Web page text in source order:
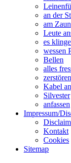
an der
am Zaun
Leute
es
wessen
Bellen
alles
zerstören
Kabel
Silvester
anfassen
Impressum/
Kontakt
Cookies
Sitemap